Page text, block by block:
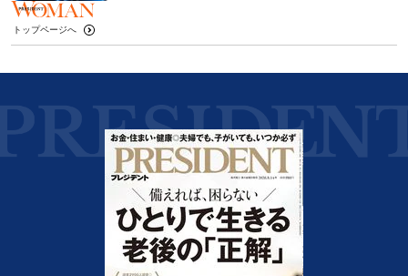
トップページへ